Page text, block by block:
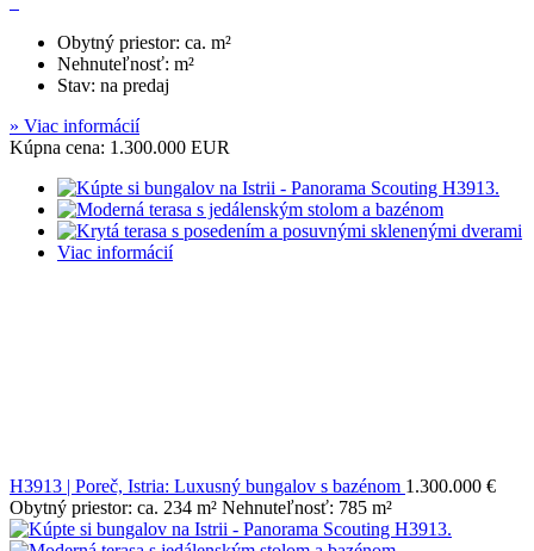
Obytný priestor: ca. m²
Nehnuteľnosť: m²
Stav: na predaj
» Viac informácií
Kúpna cena: 1.300.000 EUR
Viac informácií
H3913 | Poreč, Istria: Luxusný bungalov s bazénom 1.300.000 €
Obytný priestor: ca. 234 m² Nehnuteľnosť: 785 m²